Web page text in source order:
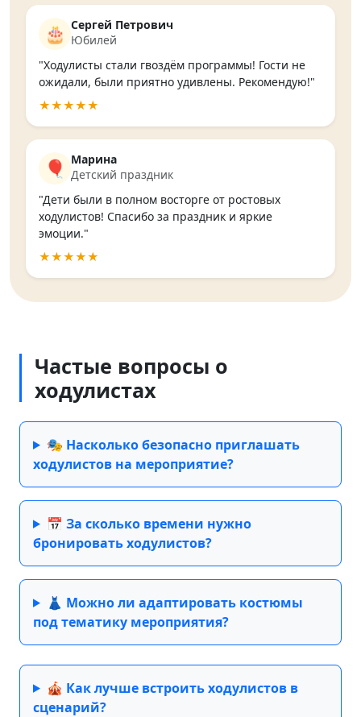
🎂 Сергей Петрович
Юбилей
"Ходулисты стали гвоздём программы! Гости не
ожидали, были приятно удивлены. Рекомендую!"
★★★★★
🎈
Марина
Детский праздник
"Дети были в полном восторге от ростовых
ходулистов! Спасибо за праздник и яркие
эмоции."
★★★★★
Частые вопросы о
ходулистах
🎭 Насколько безопасно приглашать
ходулистов на мероприятие?
📅 За сколько времени нужно
бронировать ходулистов?
👗 Можно ли адаптировать костюмы
под тематику мероприятия?
🎪 Как лучше встроить ходулистов в
сценарий?